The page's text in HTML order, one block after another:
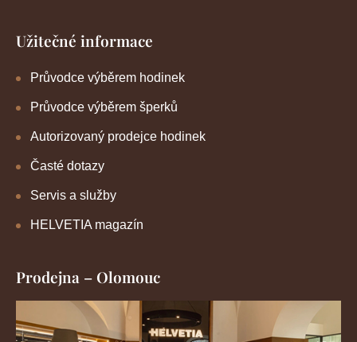
Užitečné informace
Průvodce výběrem hodinek
Průvodce výběrem šperků
Autorizovaný prodejce hodinek
Časté dotazy
Servis a služby
HELVETIA magazín
Prodejna – Olomouc